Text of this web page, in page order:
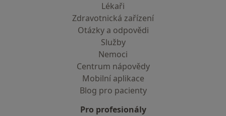
Lékaři
Zdravotnická zařízení
Otázky a odpovědi
Služby
Nemoci
Centrum nápovědy
Mobilní aplikace
Blog pro pacienty
Pro profesionály